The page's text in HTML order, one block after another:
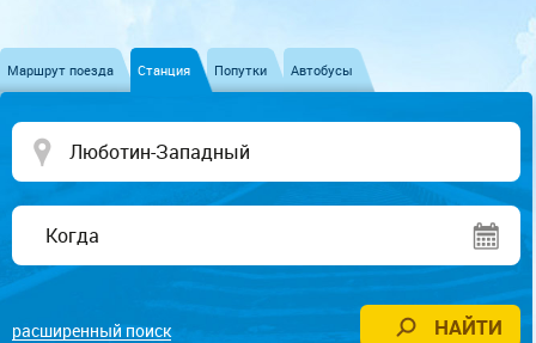
Маршрут поезда Станция Попутки Автобусы
расширенный поиск